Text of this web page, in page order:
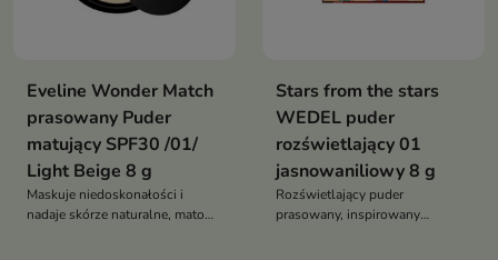
Eveline Wonder Match
prasowany Puder
matujący SPF30 /01/
Light Beige 8 g
Maskuje niedoskonałości i
nadaje skórze naturalne, matowe
Stars from the stars
WEDEL puder
rozświetlający 01
jasnowaniliowy 8 g
Rozświetlający puder
prasowany, inspirowany